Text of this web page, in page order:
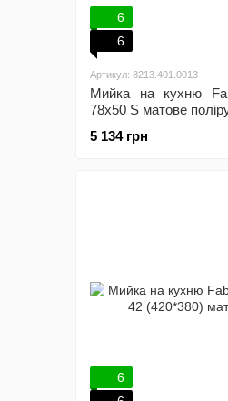
6
6
Артикул: 8213.401.0013
Мийка на кухню
78x50 S матове
5 134 грн
6